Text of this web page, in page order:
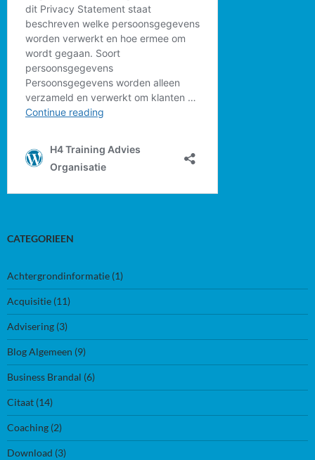
CATEGORIEEN
Achtergrondinformatie (1)
Acquisitie (11)
Advisering (3)
Blog Algemeen (9)
Business Brandal (6)
Citaat (14)
Coaching (2)
Download (3)